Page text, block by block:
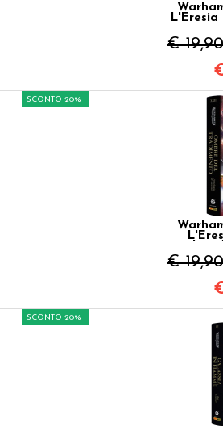
L'Eresia
€ 19,90
SCONTO 20%
€ 19,90
SCONTO 20%